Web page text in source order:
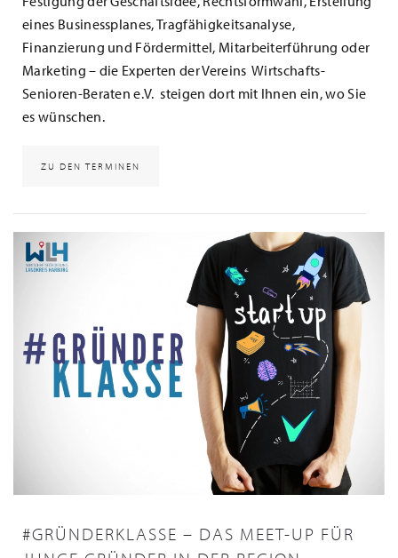
eines Businessplanes, Tragfähigkeitsanalyse,
Finanzierung und Fördermittel, Mitarbeiterführung oder
Marketing – die Experten der Vereins Wirtschafts-
Senioren-Beraten e.V. steigen dort mit Ihnen ein, wo Sie
es wünschen.
ZU DEN TERMINEN
#GRÜNDERKLASSE – DAS MEET-UP FÜR